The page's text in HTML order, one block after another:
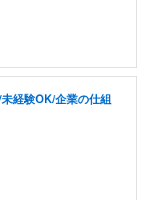
経験OK/企業の仕組